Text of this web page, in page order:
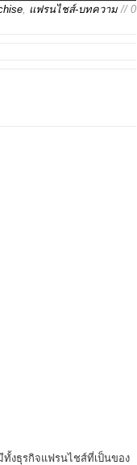
แฟรนไชส์-บทความ // 0
งธุรกิจแฟรนไชส์ที่เป็นของ